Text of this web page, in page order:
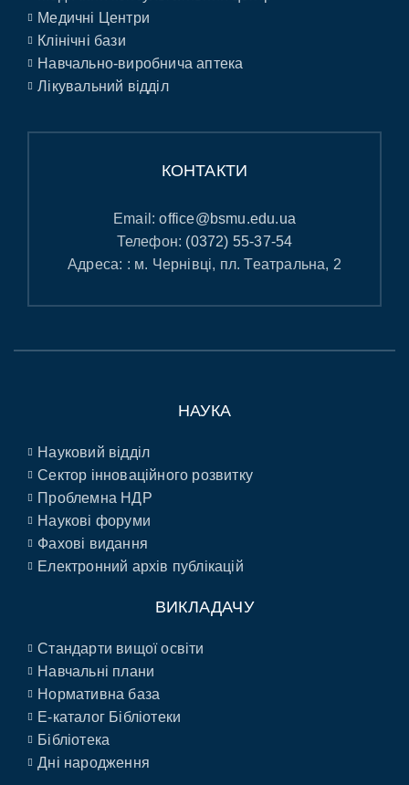
Медичні Центри
Клінічні бази
Навчально-виробнича аптека
Лікувальний відділ
КОНТАКТИ
Email:office@bsmu.edu.ua
Телефон: (0372) 55-37-54
Адреса: : м. Чернівці, пл. Театральна, 2
НАУКА
Науковий відділ
Сектор інноваційного розвитку
Проблемна НДР
Наукові форуми
Фахові видання
Електронний архів публікацій
ВИКЛАДАЧУ
Стандарти вищої освіти
Навчальні плани
Нормативна база
E-каталог Бібліотеки
Бібліотека
Дні народження